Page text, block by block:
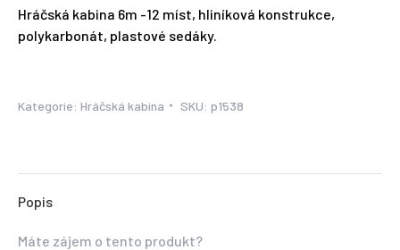
Hráčská kabina 6m -12 míst, hliníková konstrukce,
polykarbonát, plastové sedáky.
Kategorie: Hráčská kabina SKU: p1538
Popis
Máte zájem o tento produkt?